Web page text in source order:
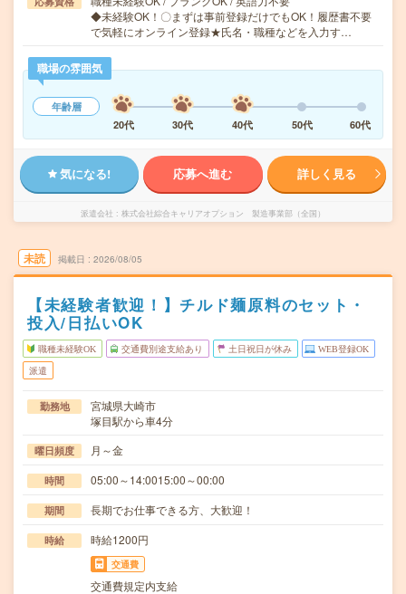
◆未経験OK！〇まずは事前登録だけでもOK！履歴書不要
で気軽にオンライン登録★氏名・職種などを入力す…
職場の雰囲気
年齢層
20代
30代 40代 50代 60代
気になる! 応募へ進む 詳しく見る
派遣会社 株式会社綜合キャリアオプション 製造事業部（全国）
未読 掲載日 2026/08/05
【未経験者歓迎！】チルド麺原料のセット・
投入/日払いOK
職種未経験OK 交通費別途支給あり 土日祝日が休み WEB登録OK
派遣
勤務地
宮城県大崎市
塚目駅から車4分
曜日頻度 月～金
時間 05:00～14:0015:00～00:00
期間 長期でお仕事できる方、大歓迎！
時給 時給1200円
交通費
交通費規定内支給